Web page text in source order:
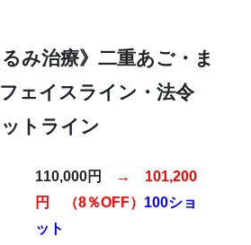
るみ治療》 二重あご・ま
ェイスライン・法令
トライン
110,000円
→ 101,200
円 （8％OFF） 100ショ
ット